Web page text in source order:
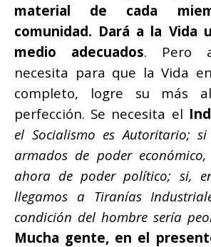
material de cada
comunidad. Dará a la Vida
medio adecuados. Pero
necesita para que la Vida
completo, logre su más
perfección. Se necesita el
el Socialismo es Autoritario;
armados de poder
ahora de poder político; si,
llegamos a Tiranías
condición del hombre sería
Mucha gente, en el